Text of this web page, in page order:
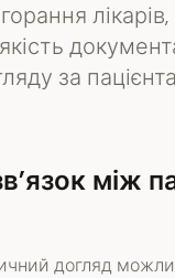
за
між
догляд